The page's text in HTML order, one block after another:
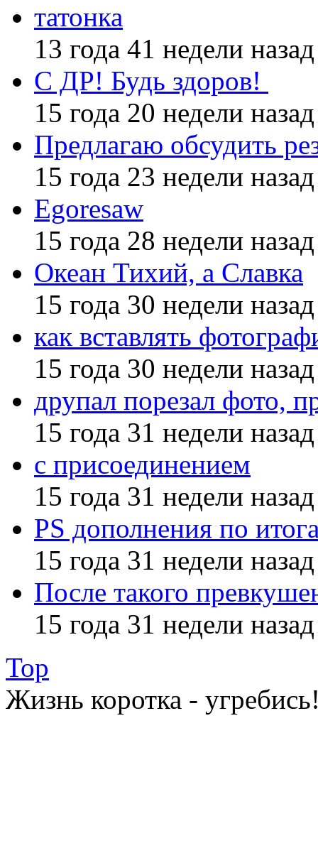
татонка
13 года 41 недели назад
С ДР! Будь здоров!
15 года 20 недели назад
Предлагаю обсудить
15 года 23 недели назад
Egoresaw
15 года 28 недели назад
Океан Тихий, а Славка
15 года 30 недели назад
как вставлять
15 года 30 недели назад
друпал порезал фото,
15 года 31 недели назад
с присоединением
15 года 31 недели назад
PS дополнения по
15 года 31 недели назад
После такого
15 года 31 недели назад
Top
Жизнь коротка -